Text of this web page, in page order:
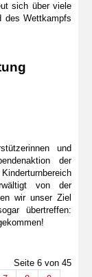
sich über viele
des Wettkampfs
und
der
von der
wir unser Ziel
übertreffen:
Seite 6 von 45